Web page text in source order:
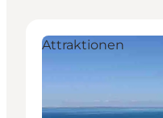
Attraktionen